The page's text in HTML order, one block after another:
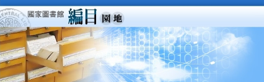
移至主內容